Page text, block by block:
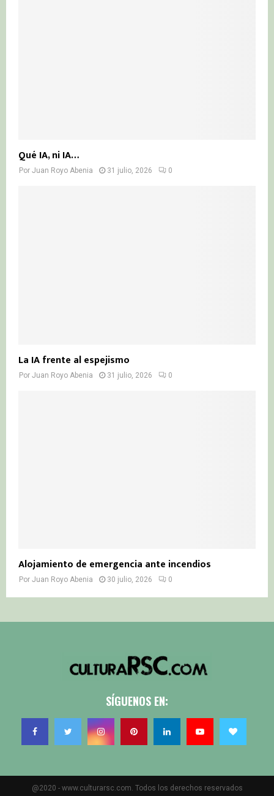
Qué IA, ni IA…
Por Juan Royo Abenia 31 julio, 2026 0
La IA frente al espejismo
Por Juan Royo Abenia 31 julio, 2026 0
Alojamiento de emergencia ante incendios
Por Juan Royo Abenia 30 julio, 2026 0
SÍGUENOS EN:
@2020 - www.culturarsc.com. Todos los derechos reservados